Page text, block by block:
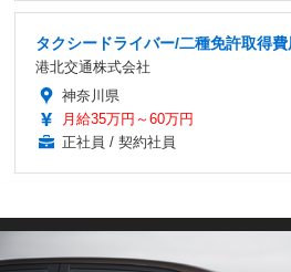
タクシードライバー/二種免許取得
港北交通株式会社
神奈川県
月給35万円～60万円
正社員 / 契約社員